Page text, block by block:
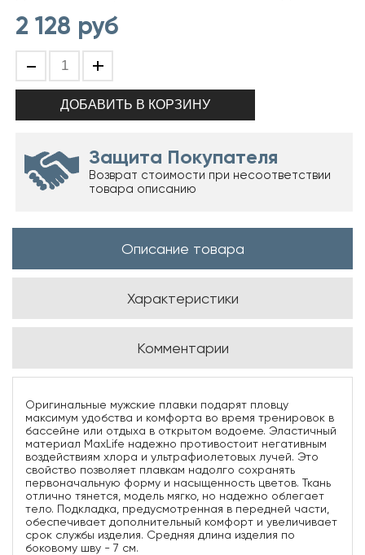
2 128 руб
- +
Защита Покупателя
Возврат стоимости при несоответствии
товара описанию
Описание товара
Характеристики
Комментарии
Оригинальные мужские плавки подарят пловцу
максимум удобства и комфорта во время тренировок в
бассейне или отдыха в открытом водоеме. Эластичный
материал MaxLife надежно противостоит негативным
воздействиям хлора и ультрафиолетовых лучей. Это
свойство позволяет плавкам надолго сохранять
первоначальную форму и насыщенность цветов. Ткань
отлично тянется, модель мягко, но надежно облегает
тело. Подкладка, предусмотренная в передней части,
обеспечивает дополнительный комфорт и увеличивает
срок службы изделия. Средняя длина изделия по
боковому шву - 7 см.